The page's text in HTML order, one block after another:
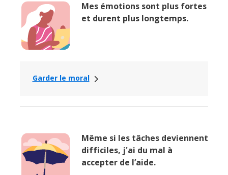
Mes émotions sont plus fortes
et durent plus longtemps.
Garder le moral
Même si les tâches deviennent
difficiles, j'ai du mal à
accepter de l’aide.